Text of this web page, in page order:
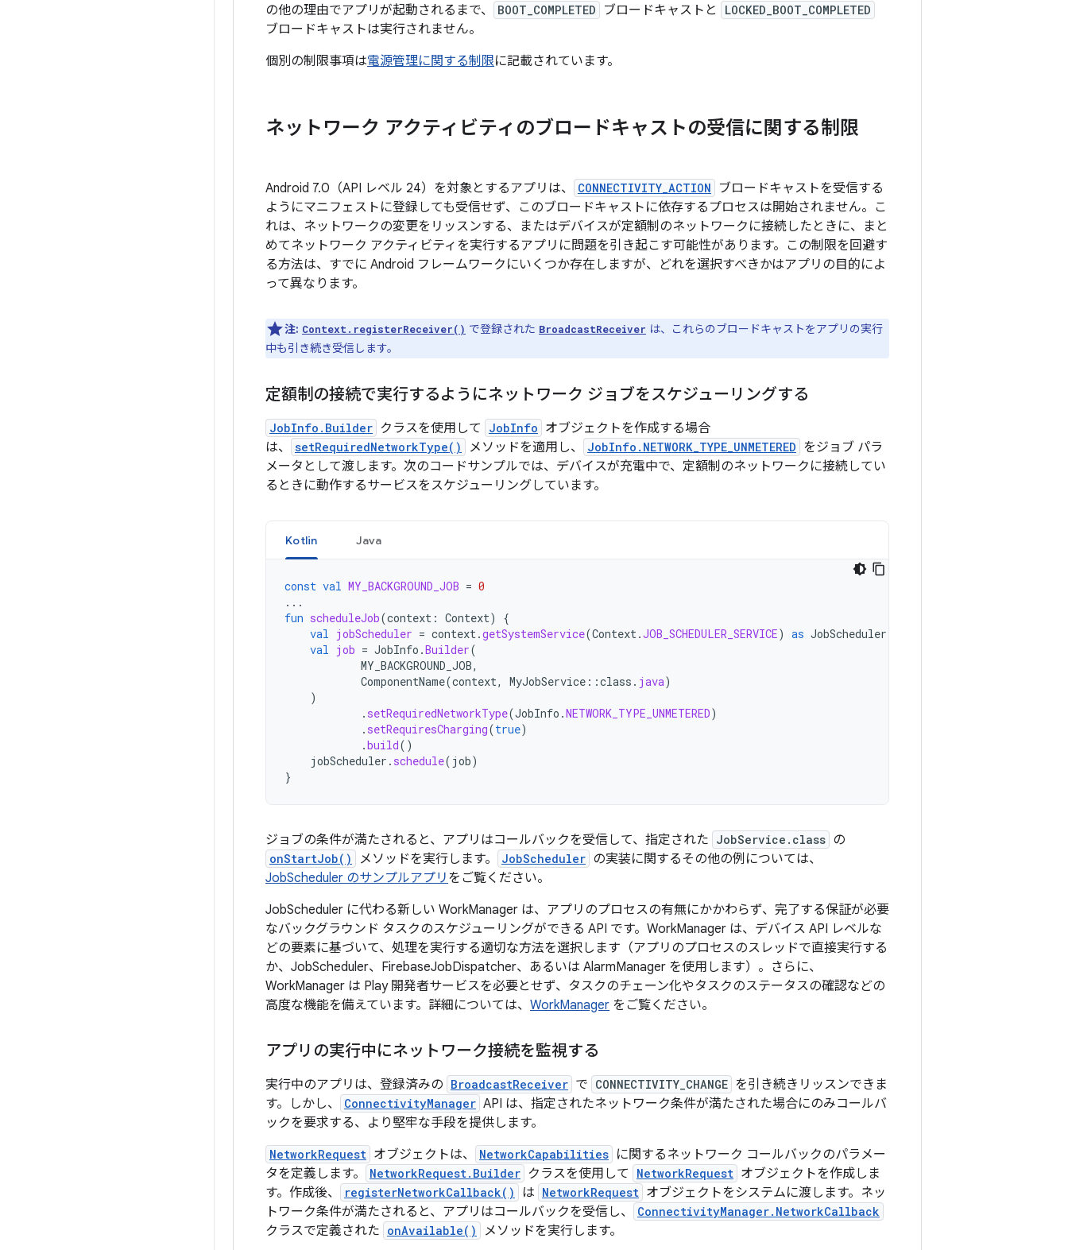
の他の理由でアプリが起動されるまで、
BOOT_COMPLETED ブロードキャストと LOCKED_BOOT_COMPLETED
ブロードキャストは実行されません。
個別の制限事項は電源管理に関する制限に記載されています。
ネットワーク アクティビティのブロードキャストの受信に関する制限
Android 7.0（API レベル 24）を対象とするアプリは、 CONNECTIVITY_ACTION
ブロードキャストを受信する
ようにマニフェストに登録しても受信せず、このブロードキャストに依存するプロセスは開始されません。こ
れは、ネットワークの変更をリッスンする、またはデバイスが定額制のネットワークに接続したときに、まと
めてネットワーク アクティビティを実行するアプリに問題を引き起こす可能性があります。この制限を回避す
る方法は、すでに Android フレームワークにいくつか存在しますが、どれを選択すべきかはアプリの目的によ
って異なります。
注: Context.registerReceiver() で登録された BroadcastReceiver は、これらのブロードキャストをアプリの実行
中も引き続き受信します。
定額制の接続で実行するようにネットワーク ジョブをスケジューリングする
JobInfo.Builder クラスを使用して JobInfo オブジェクトを作成する場合
は、
setRequiredNetworkType() メソッドを適用し、 JobInfo.NETWORK_TYPE_UNMETERED をジョブ パラ
メータとして渡します。次のコードサンプルでは、デバイスが充電中で、定額制のネットワークに接続してい
るときに動作するサービスをスケジューリングしています。
Kotlin Java
const val MY_BACKGROUND_JOB = 0
...
fun scheduleJob(context : Context)
{
val jobScheduler = context.getSystemService(Context.JOB_SCHEDULER_SERVICE) as JobScheduler
val job = JobInfo .Builder(
MY_BACKGROUND_JOB,
ComponentName(context, MyJobService ::class . java)
)
. setRequiredNetworkType(JobInfo .NETWORK_TYPE_UNMETERED)
. setRequiresCharging(true)
.build()
jobScheduler . schedule( job)
}
ジョブの条件が満たされると、アプリはコールバックを受信して、指定された JobService.class の
onStartJob() メソッドを実行します。 JobScheduler の実装に関するその他の例については、
JobScheduler のサンプルアプリ をご覧ください。
JobScheduler に代わる新しい WorkManager は、アプリのプロセスの有無にかかわらず、完了する保証が必要
なバックグラウンド タスクのスケジューリングができる API です。WorkManager は、デバイス API レベルな
どの要素に基づいて、処理を実行する適切な方法を選択します（アプリのプロセスのスレッドで直接実行する
か、JobScheduler、FirebaseJobDispatcher、あるいは AlarmManager を使用します）。さらに、
WorkManager は Play 開発者サービスを必要とせず、タスクのチェーン化やタスクのステータスの確認などの
高度な機能を備えています。詳細については、 WorkManager をご覧ください。
アプリの実行中にネットワーク接続を監視する
実行中のアプリは、登録済みの BroadcastReceiver で CONNECTIVITY_CHANGE を引き続きリッスンできま
す。しかし、
ConnectivityManager API は、指定されたネットワーク条件が満たされた場合にのみコールバ
ックを要求する、より堅牢な手段を提供します。
NetworkRequest オブジェクトは、 NetworkCapabilities に関するネットワーク コールバックのパラメー
タを定義します。
NetworkRequest.Builder クラスを使用して NetworkRequest オブジェクトを作成しま
す。作成後、
registerNetworkCallback() は NetworkRequest オブジェクトをシステムに渡します。ネッ
トワーク条件が満たされると、アプリはコールバックを受信し、
ConnectivityManager.NetworkCallback
クラスで定義された onAvailable() メソッドを実行します。